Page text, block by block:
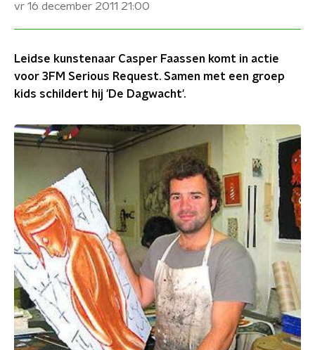
vr 16 december 2011 21:00
Leidse kunstenaar Casper Faassen komt in actie
voor 3FM Serious Request. Samen met een groep
kids schildert hij 'De Dagwacht'.